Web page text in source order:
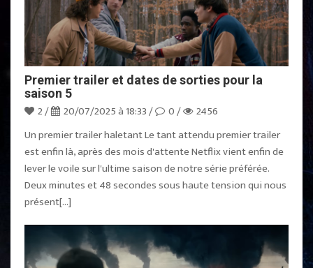
Premier trailer et dates de sorties pour la
saison 5
2 / 20/07/2025 à 18:33 / 0 /
2456
Un premier trailer haletant Le tant attendu premier trailer
est enfin là, après des mois d'attente Netflix vient enfin de
lever le voile sur l'ultime saison de notre série préférée.
Deux minutes et 48 secondes sous haute tension qui nous
présent[...]